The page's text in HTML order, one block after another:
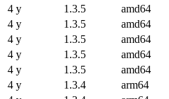
4 y
1.3.5 amd64
4 y
1.3.5 amd64
4 y
1.3.5 amd64
4 y
1.3.5 amd64
4 y
1.3.5 amd64
4 y
1.3.4 arm64